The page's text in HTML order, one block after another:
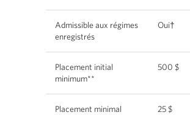
Admissible aux régimes
enregistrés
Oui†
Placement initial
minimum**
500 $
Placement minimal
25 $